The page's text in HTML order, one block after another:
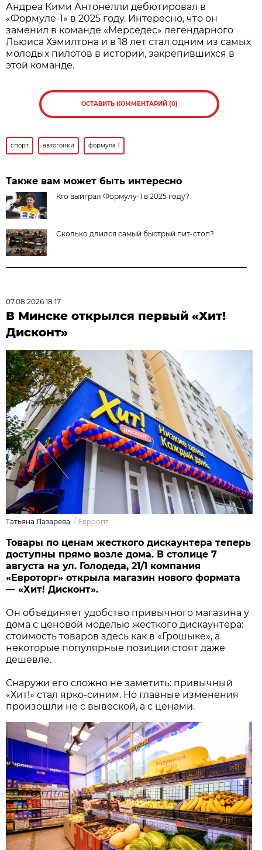
Андреа Кими Антонелли дебютировал в
«Формуле-1» в 2025 году. Интересно, что он
заменил в команде «Мерседес» легендарного
Льюиса Хэмилтона и в 18 лет стал одним из самых
молодых пилотов в истории, закрепившихся в
этой команде.
ОСТАВИТЬ КОММЕНТАРИЙ (0)
спорт автогонки формула 1
Также вам может быть интересно
Кто выиграл Формулу-1 в 2025 году?
Сколько длился самый быстрый пит-стоп?
07.08.2026 18:17
В Минске открылся первый «Хит!
Дисконт»
Татьяна Лазарева. / Евроопт
Товары по ценам жесткого дискаунтера теперь
доступны прямо возле дома. В столице 7
августа на ул. Голодеда, 21/1 компания
«Евроторг» открыла магазин нового формата
— «Хит! Дисконт».
Он объединяет удобство привычного магазина у
дома с ценовой моделью жесткого дискаунтера:
стоимость товаров здесь как в «Грошыке», а
некоторые популярные позиции стоят даже
дешевле.
Снаружи его сложно не заметить: привычный
«Хит!» стал ярко-синим. Но главные изменения
произошли не с вывеской, а с ценами.